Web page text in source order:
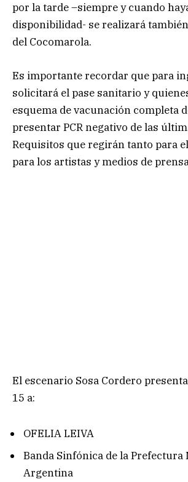
por la tarde –siempre y cuando
disponibilidad- se realizará
del Cocomarola.
Es importante recordar que para
solicitará el pase sanitario y
esquema de vacunación completa
presentar PCR negativo de las
Requisitos que regirán tanto para
para los artistas y medios de
El escenario Sosa Cordero
15 a:
OFELIA LEIVA
Banda Sinfónica de la Prefectura
Argentina